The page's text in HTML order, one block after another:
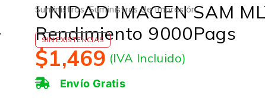
Suministros,Suministros de Impresión
UNIDAD IMAGEN SAM
Rendimiento 9000Pags
SIN EXISTENCIAS
$1,469 (IVA Incluido)
Envío Gratis